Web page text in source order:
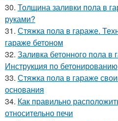
30. Толщина заливки пола в
руками?
31. Стяжка пола в гараже.
гараже бетоном
32. Заливка бетонного пола в
Инструкция по бетонированию
33. Стяжка пола в гараже
основания
34. Как правильно
относительно печи